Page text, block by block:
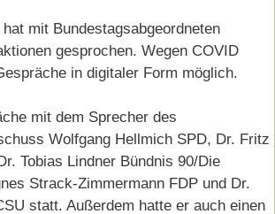
mit Bundestagsabgeordneten
gesprochen. Wegen COVID
in digitaler Form möglich.
mit dem Sprecher des
Wolfgang Hellmich SPD, Dr. Fritz
Tobias Lindner Bündnis 90/Die
Strack-Zimmermann FDP und Dr.
statt. Außerdem hatte er auch einen